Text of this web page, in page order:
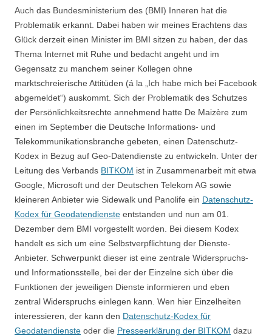
Auch das Bundesministerium des (BMI) Inneren hat die
Problematik erkannt. Dabei haben wir meines Erachtens das
Glück derzeit einen Minister im BMI sitzen zu haben, der das
Thema Internet mit Ruhe und bedacht angeht und im
Gegensatz zu manchem seiner Kollegen ohne
marktschreierische Attitüden (á la „Ich habe mich bei Facebook
abgemeldet“) auskommt. Sich der Problematik des Schutzes
der Persönlichkeitsrechte annehmend hatte De Maizère zum
einen im September die Deutsche Informations- und
Telekommunikationsbranche gebeten, einen Datenschutz-
Kodex in Bezug auf Geo-Datendienste zu entwickeln. Unter der
Leitung des Verbands BITKOM ist in Zusammenarbeit mit etwa
Google, Microsoft und der Deutschen Telekom AG sowie
kleineren Anbieter wie Sidewalk und Panolife ein Datenschutz-
Kodex für Geodatendienste entstanden und nun am 01.
Dezember dem BMI vorgestellt worden. Bei diesem Kodex
handelt es sich um eine Selbstverpflichtung der Dienste-
Anbieter. Schwerpunkt dieser ist eine zentrale Widerspruchs-
und Informationsstelle, bei der der Einzelne sich über die
Funktionen der jeweiligen Dienste informieren und eben
zentral Widerspruchs einlegen kann. Wen hier Einzelheiten
interessieren, der kann den Datenschutz-Kodex für
Geodatendienste oder die Presseerklärung der BITKOM dazu